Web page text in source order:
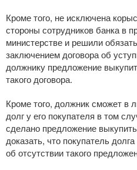
Кроме того, не исключена
стороны сотрудников банка в
министерстве и решили
заключением договора об
должнику предложение
такого договора.
Кроме того, должник сможет в
долг у его покупателя в том
сделано предложение
доказать, что покупатель
об отсутствии такого